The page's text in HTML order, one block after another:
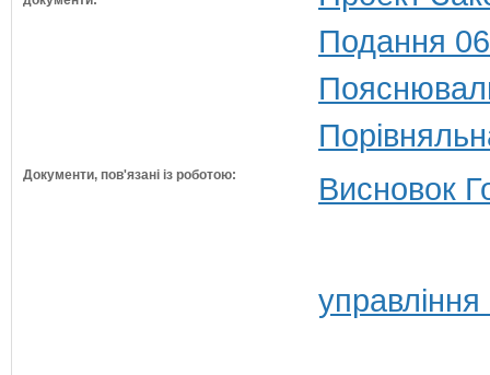
Подання
Документи, пов'язані із роботою: Висновок